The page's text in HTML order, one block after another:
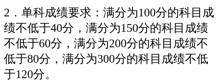
2．单科成绩要求：满分为100分的科目成
绩不低于40分，满分为150分的科目成绩
不低于60分，满分为200分的科目成绩不
低于80分，满分为300分的科目成绩不低
于120分。